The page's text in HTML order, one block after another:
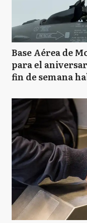
Base Aérea de
para el
fin de semana